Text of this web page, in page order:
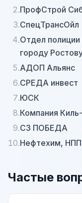
2.ПрофСтрой
3.СпецТрансОйл
4.Отдел
городу
5.АДОП Альянс
6.СРЕДА инвест
7.ЮСК
8.Компания
9.СЗ ПОБЕДА
10.Нефтехим, НПП
Частые